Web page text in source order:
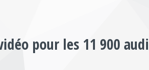
pour les 11 900